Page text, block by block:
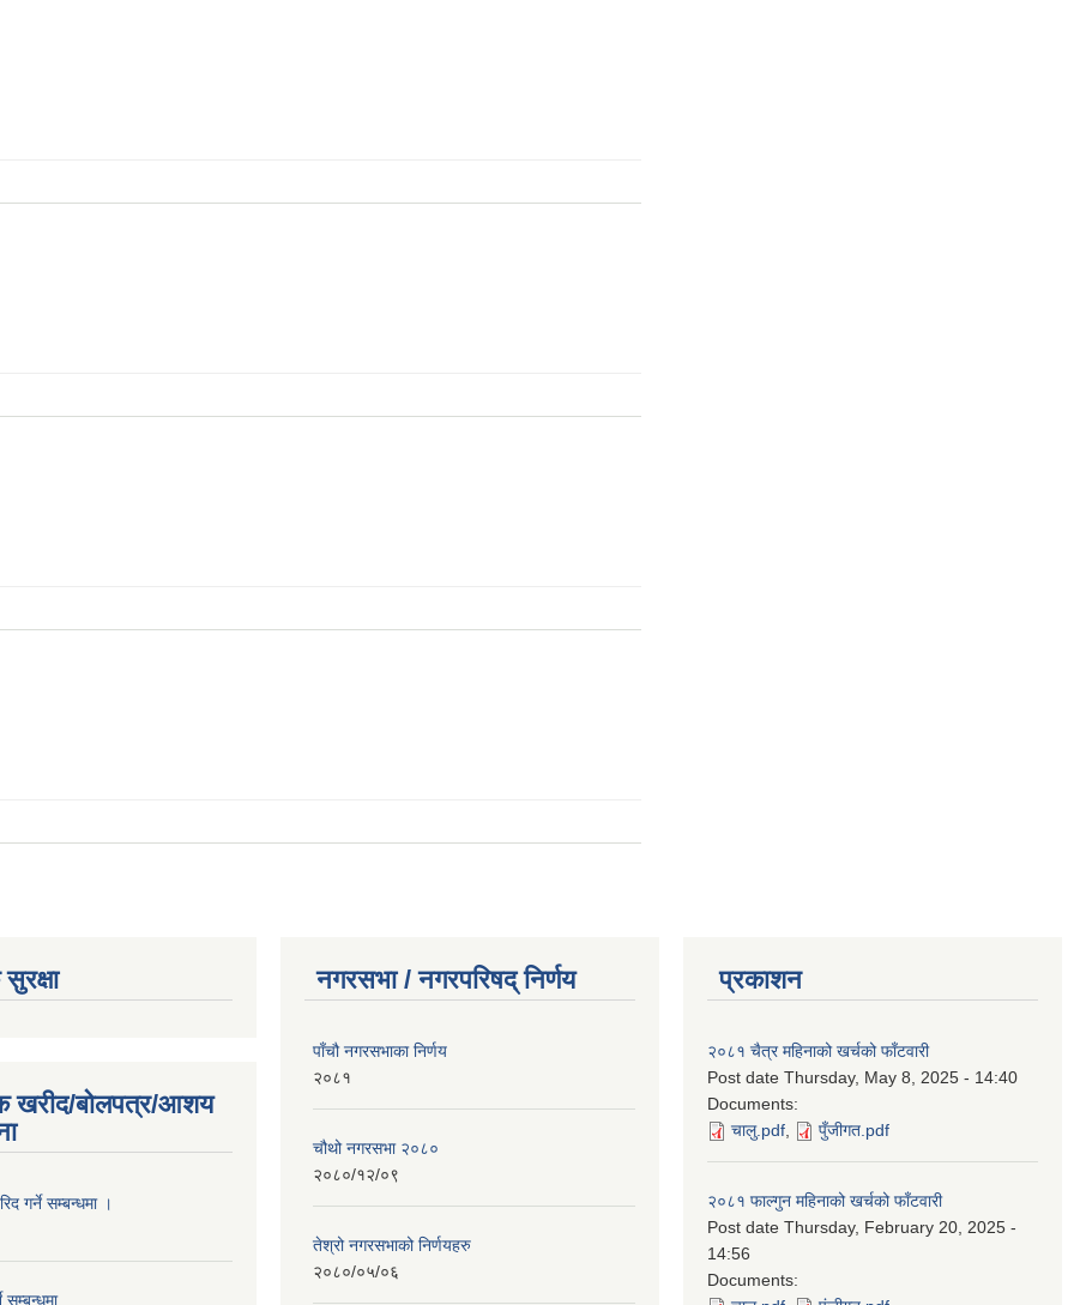
खरीद/बोलपत्र/आशय
गर्ने सम्बन्धमा ।
नगरसभा / नगरपरिषद् निर्णय
पाँचौ नगरसभाका निर्णय
२०८१
चौथो नगरसभा २०८०
२०८०/१२/०९
तेश्रो नगरसभाको निर्णयहरु
२०८०/०५/०६
प्रकाशन
२०८१ चैत्र महिनाको खर्चको फाँटवारी
Post date Thursday, May 8, 2025 - 14:40
Documents:
चालु.pdf
पुँजीगत.pdf
२०८१ फाल्गुन महिनाको खर्चको फाँटवारी
Post date Thursday, February 20, 2025 -
14:56
Documents: